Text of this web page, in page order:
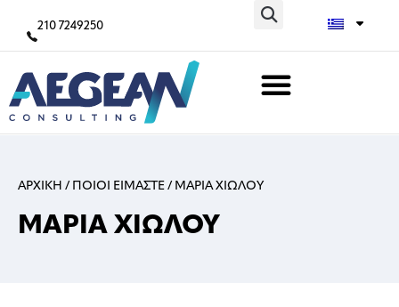
210 7249250
ΑΡΧΙΚΗ / ΠΟΙΟΙ ΕΙΜΑΣΤΕ / ΜΑΡΊΑ ΧΙΏΛΟΥ
ΜΑΡΊΑ ΧΙΏΛΟΥ